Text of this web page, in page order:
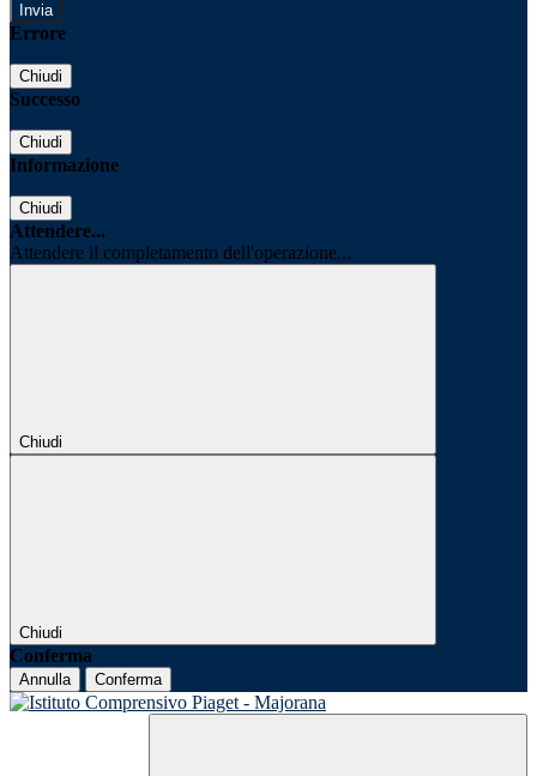
Errore
Chiudi
Successo
Chiudi
Informazione
Chiudi
Attendere...
Attendere il completamento dell'operazione...
Chiudi
Chiudi
Conferma
Annulla Conferma